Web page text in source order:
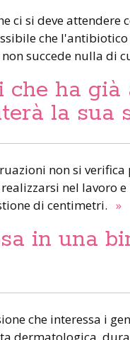
ci si deve attendere
che
succede nulla di
che ha
la sua
non si
nel lavoro
di centimetri. »
in una
che interessa i